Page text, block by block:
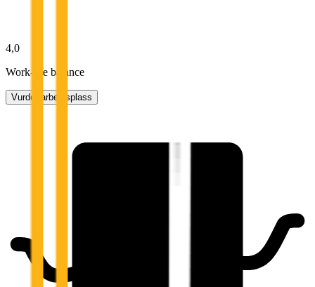
4,0
Work-life balance
Vurder arbeidsplass